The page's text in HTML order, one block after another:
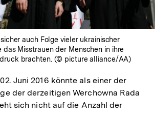
auch Folge vieler ukrainischer
das Misstrauen der Menschen in ihre
brachten. (© picture alliance/AA)
Juni 2016 könnte als einer der
der derzeitigen Werchowna Rada
sich nicht auf die Anzahl der